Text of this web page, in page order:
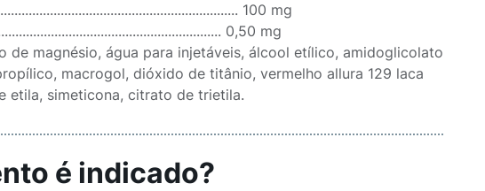
100 mg
0,50 mg
de magnésio, água para injetáveis, álcool etílico, amidoglicolato
macrogol, dióxido de titânio, vermelho allura 129 laca
etila, simeticona, citrato de trietila.
é indicado?